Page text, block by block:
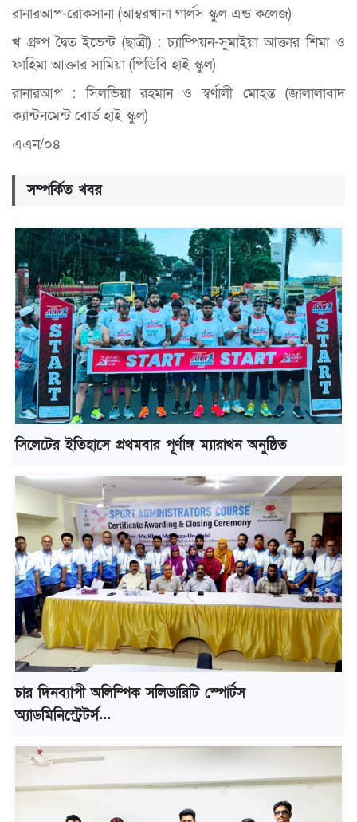
রানারআপ-রোকসানা (আম্বরখানা গার্লস স্কুল এন্ড কলেজ)
খ গ্রুপ দ্বৈত ইভেন্ট (ছাত্রী) : চ্যাম্পিয়ন-সুমাইয়া আক্তার শিমা ও
ফাহিমা আক্তার সামিয়া (পিডিবি হাই স্কুল)
রানারআপ : সিলভিয়া রহমান ও স্বর্ণালী মোহন্ত (জালালাবাদ
ক্যান্টনমেন্ট বোর্ড হাই স্কুল)
এএন/০৪
সম্পর্কিত খবর
সিলেটের ইতিহাসে প্রথমবার পূর্ণাঙ্গ ম্যারাথন অনুষ্ঠিত
চার দিনব্যাপী অলিম্পিক সলিডারিটি স্পোর্টস
অ্যাডমিনিস্ট্রেটর্স...